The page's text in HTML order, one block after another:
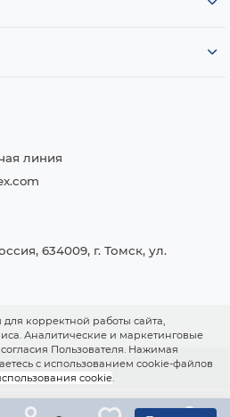
корректной работы сайта,
Аналитические и маркетинговые
Пользователя. Нажимая
с использованием cookie-файлов
cookie.
линия
634009, г. Томск, ул.